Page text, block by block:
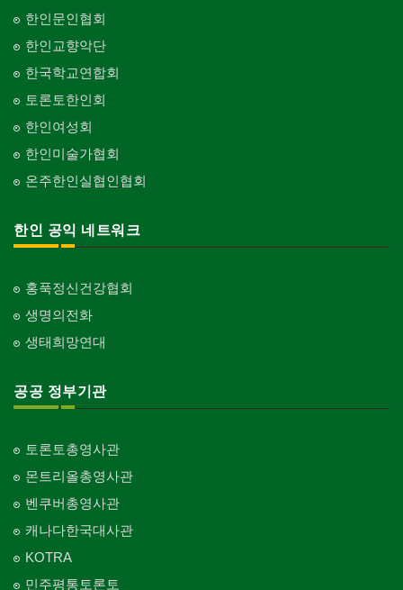
한인문인협회
한인교향악단
한국학교연합회
토론토한인회
한인여성회
한인미술가협회
온주한인실협인협회
한인 공익 네트워크
홍푹정신건강협회
생명의전화
생태희망연대
공공 정부기관
토론토총영사관
몬트리올총영사관
벤쿠버총영사관
캐나다한국대사관
KOTRA
민주평통토론토